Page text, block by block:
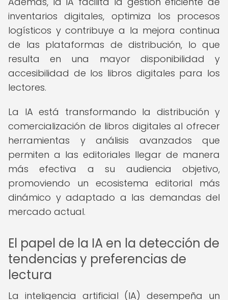
inventarios digitales, optimiza los procesos
logísticos y contribuye a la mejora continua
de las plataformas de distribución, lo que
resulta en una mayor disponibilidad y
accesibilidad de los libros digitales para los
lectores.
La IA está transformando la distribución y
comercialización de libros digitales al ofrecer
herramientas y análisis avanzados que
permiten a las editoriales llegar de manera
más efectiva a su audiencia objetivo,
promoviendo un ecosistema editorial más
dinámico y adaptado a las demandas del
mercado actual.
El papel de la IA en la detección de
tendencias y preferencias de
lectura
La inteligencia artificial (IA) desempeña un